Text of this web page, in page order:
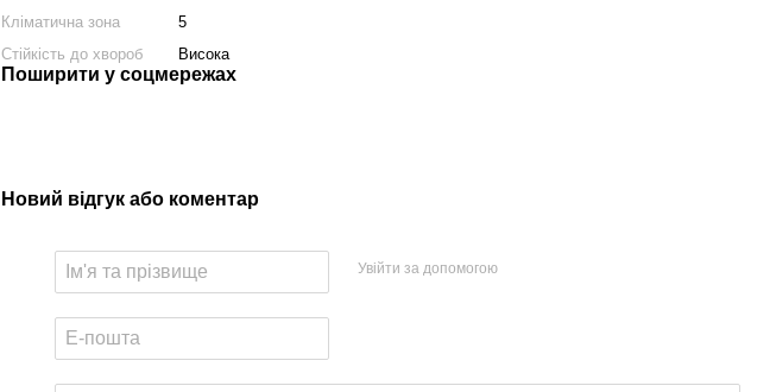
Кліматична зона
5
Стійкість до хвороб
Висока
Поширити у соцмережах
Новий відгук або коментар
Увійти за допомогою